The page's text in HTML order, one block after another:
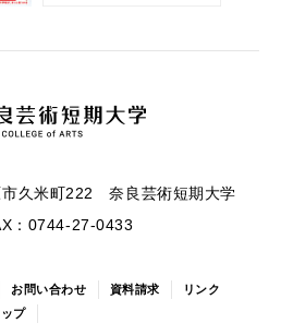
久米町222 奈良芸術短期大学
：0744-27-0433
お問い合わせ 資料請求
リンク
プ